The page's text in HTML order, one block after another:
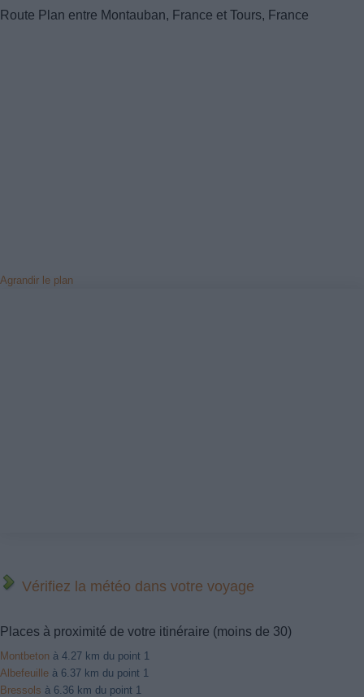
Route Plan entre Montauban, France et Tours, France
Agrandir le plan
Vérifiez la météo dans votre voyage
Places à proximité de votre itinéraire (moins de 30)
Montbeton à 4.27 km du point 1
Albefeuille à 6.37 km du point 1
Bressols à 6.36 km du point 1